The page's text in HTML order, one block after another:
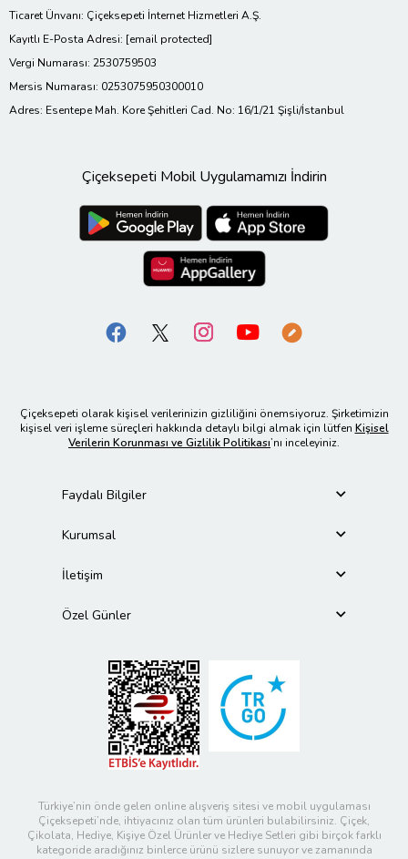
Ticaret Ünvanı: Çiçeksepeti İnternet Hizmetleri A.Ş.
Kayıtlı E-Posta Adresi: [email protected]
Vergi Numarası: 2530759503
Mersis Numarası: 0253075950300010
Adres: Esentepe Mah. Kore Şehitleri Cad. No: 16/1/21 Şişli/İstanbul
Çiçeksepeti Mobil Uygulamamızı İndirin
Çiçeksepeti olarak kişisel verilerinizin gizliliğini önemsiyoruz. Şirketimizin
kişisel veri işleme süreçleri hakkında detaylı bilgi almak için lütfen Kişisel
Verilerin Korunması ve Gizlilik Politikası’nı inceleyiniz.
Faydalı Bilgiler
Kurumsal
İletişim
Özel Günler
Türkiye’nin önde gelen online alışveriş sitesi ve mobil uygulaması
Çiçeksepeti’nde, ihtiyacınız olan tüm ürünleri bulabilirsiniz. Çiçek,
Çikolata, Hediye, Kişiye Özel Ürünler ve Hediye Setleri gibi birçok farklı
kategoride aradığınız binlerce ürünü sizlere sunuyor ve zamanında